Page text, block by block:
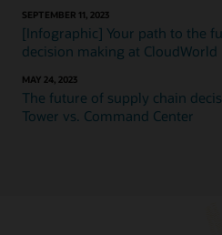
SEPTEMBER 11, 2023
[Infographic] Your path to the
decision making at CloudWorld
MAY 24, 2023
The future of supply chain
Tower vs. Command Center